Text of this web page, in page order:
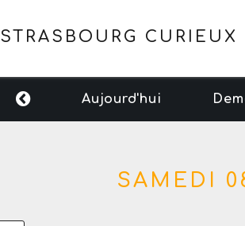
STRASBOURG CURIEUX
Aujourd'hui
SAMEDI